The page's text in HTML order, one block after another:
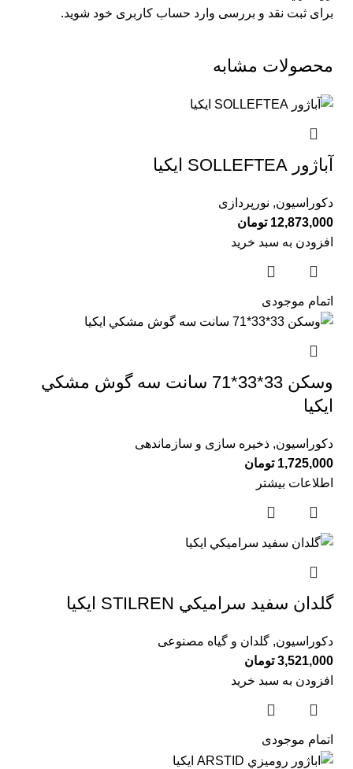
برای ثبت نقد و بررسی وارد حساب کاربری خود شوید.
محصولات مشابه
آباژور SOLLEFTEA ايكيا
دکوراسیون, نورپردازی
12,873,000 تومان
افزودن به سبد خرید
اتمام موجودی
وسكن 33*33*71 سانت سه گوش مشكي
ايكيا
دکوراسیون, ذخیره سازی و سازماندهی
1,725,000 تومان
اطلاعات بیشتر
گلدان سفيد سراميكي STILREN ايكيا
دکوراسیون, گلدان و گیاه مصنوعی
3,521,000 تومان
افزودن به سبد خرید
اتمام موجودی